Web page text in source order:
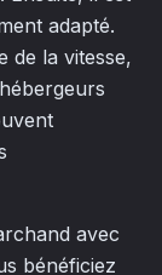
adapté.
de la vitesse,
avec
bénéficiez